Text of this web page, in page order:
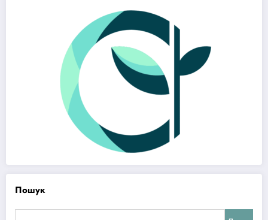
Пошук